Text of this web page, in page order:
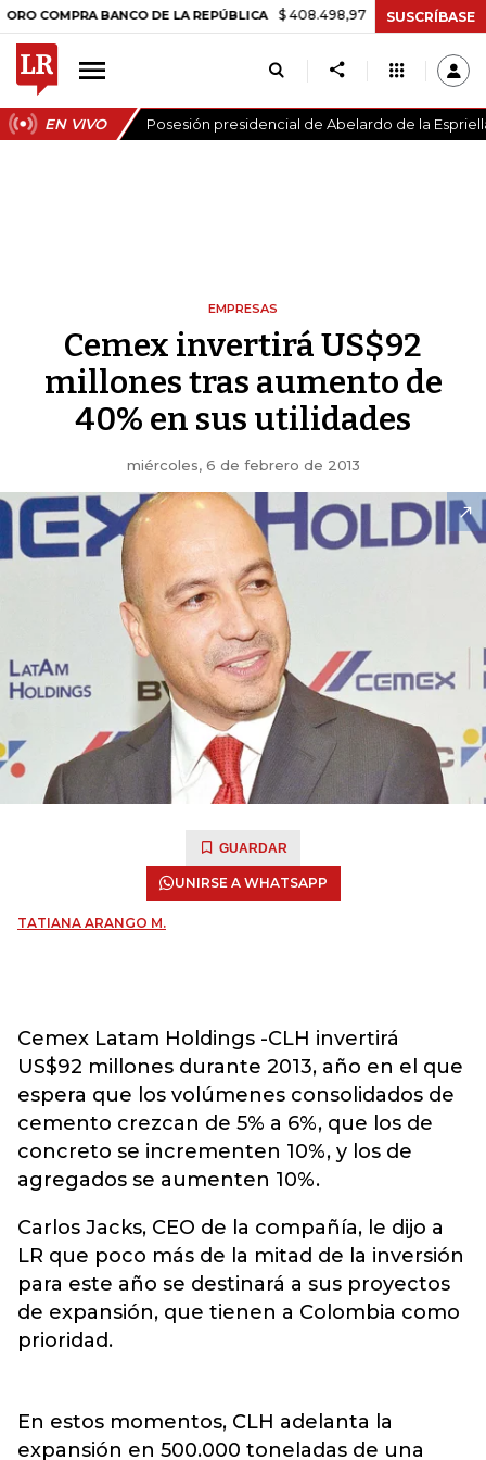
BANCO DE LA REPÚBLICA $ 408.498,97 +$ 8.753,81 +2,19%
SUSCRÍBASE
EN VIVO Posesión presidencial de Abelardo de la
EMPRESAS
Cemex invertirá US$92
millones tras aumento de
40% en sus utilidades
miércoles, 6 de febrero de 2013
GUARDAR
UNIRSE A WHATSAPP
TATIANA ARANGO M.
Cemex Latam Holdings -CLH invertirá
US$92 millones durante 2013, año en el que
espera que los volúmenes consolidados de
cemento crezcan de 5% a 6%, que los de
concreto se incrementen 10%, y los de
agregados se aumenten 10%.
Carlos Jacks, CEO de la compañía, le dijo a
LR que poco más de la mitad de la inversión
para este año se destinará a sus proyectos
de expansión, que tienen a Colombia como
prioridad.
En estos momentos, CLH adelanta la
expansión en 500.000 toneladas de una